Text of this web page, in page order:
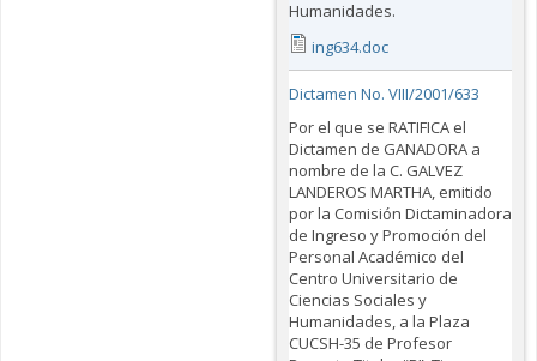
Humanidades.
ing634.doc
Dictamen No. VIII/2001/633
Por el que se RATIFICA el
Dictamen de GANADORA a
nombre de la C. GALVEZ
LANDEROS MARTHA, emitido
por la Comisión Dictaminadora
de Ingreso y Promoción del
Personal Académico del
Centro Universitario de
Ciencias Sociales y
Humanidades, a la Plaza
CUCSH-35 de Profesor